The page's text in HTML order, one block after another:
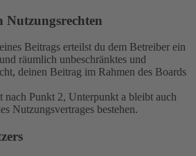
Beitrags erteilst du dem Betreiber ein
räumlich unbeschränktes und
deinen Beitrag im Rahmen des Boards
nach Punkt 2, Unterpunkt a bleibt auch
Nutzungsvertrages bestehen.